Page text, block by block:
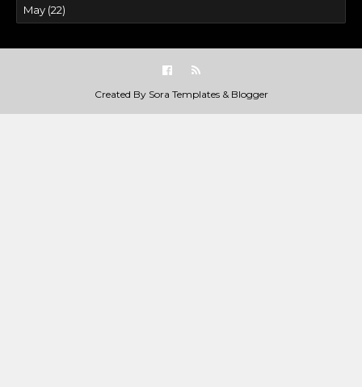
Created By Sora Templates& Blogger